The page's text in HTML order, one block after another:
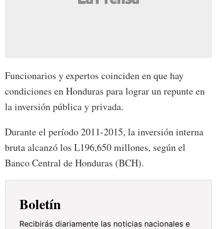
Funcionarios y expertos coinciden en que hay
condiciones en Honduras para lograr un repunte en
la inversión pública y privada.
Durante el período 2011-2015, la inversión interna
bruta alcanzó los L196,650 millones, según el
Banco Central de Honduras (BCH).
Boletín
Recibirás diariamente las noticias nacionales e